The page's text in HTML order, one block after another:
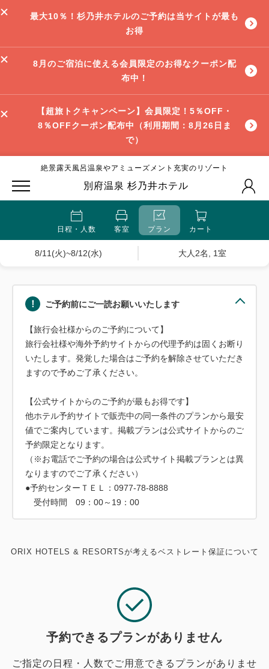
最大10％！杉乃井ホテルのご予約は当サイトが最も
お得
8月のご宿泊に使える会員限定のお得なクーポン配
布中！
【超旅トクキャンペーン】会員限定！5％OFF・
8％OFFクーポン配布中（利用期間：8月26日ま
で）
絶景露天風呂温泉やアミューズメント充実のリゾート
別府温泉 杉乃井ホテル
日程・人数 客室 プラン カート
8/11(火)~8/12(水) 大人2名, 1室
ご予約前にご一読お願いいたします
【旅行会社様からのご予約について】
旅行会社様や海外予約サイトからの代理予約は固くお断り
いたします。発覚した場合はご予約を解除させていただき
ますので予めご了承ください。
【公式サイトからのご予約が最もお得です】
他ホテル予約サイトで販売中の同一条件のプランから最安
値でご案内しています。掲載プランは公式サイトからのご
予約限定となります。
（※お電話でご予約の場合は公式サイト掲載プランとは異
なりますのでご了承ください）
●予約センターＴＥＬ：0977-78-8888
ORIX HOTELS & RESORTSが考えるベストレート保証について
予約できるプランがありません
ご指定の日程・人数でご用意できるプランがありませ